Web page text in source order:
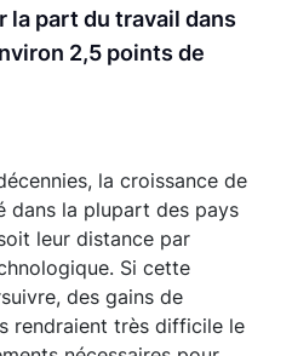
la part du travail dans
2,5 points de
la croissance de
dans la plupart des pays
leur distance par
Si cette
des gains de
rendraient très difficile le